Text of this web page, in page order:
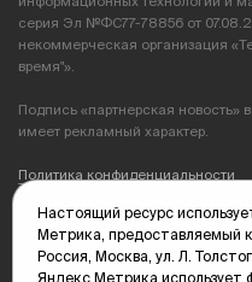
серия Эл №ФС77-78856 от
некоммерческая организация
время"».
Подпись «партнерская новость»
имеет рекламный характер.
Политика конфиденциальности
Редакция: 625035, Тюмень, пр.
(3452) 68-89-05
edit@vsluh.ru
Настоящий ресурс
Метрика, предоставляемый
Россия, Москва, ул. Л.
Яндекс Метрика использует